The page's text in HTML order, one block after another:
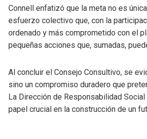
Connell enfatizó que la meta no es
esfuerzo colectivo que, con la
ordenado y más comprometido con el
pequeñas acciones que, sumadas,
Al concluir el Consejo Consultivo, se
sino un compromiso duradero que
La Dirección de Responsabilidad
papel crucial en la construcción de un